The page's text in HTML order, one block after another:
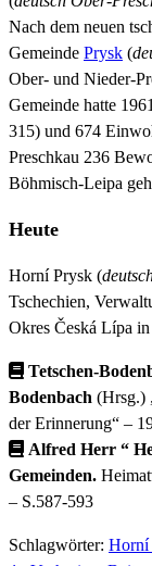
Nach dem neuen
Gemeinde Prysk (
Ober- und Nieder-
Gemeinde hatte
315) und 674
Preschkau 236
Böhmisch-Leipa
Heute
Horní Prysk (
Tschechien,
Okres Česká Lípa
Tetschen-
Bodenbach (Hrsg.)
der Erinnerung“ –
Alfred Herr “
Gemeinden.
– S.587-593
Schlagwörter: Horní